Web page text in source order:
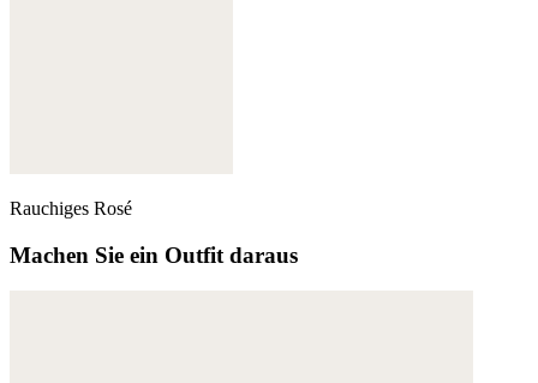
Rauchiges Rosé
Machen Sie ein Outfit daraus